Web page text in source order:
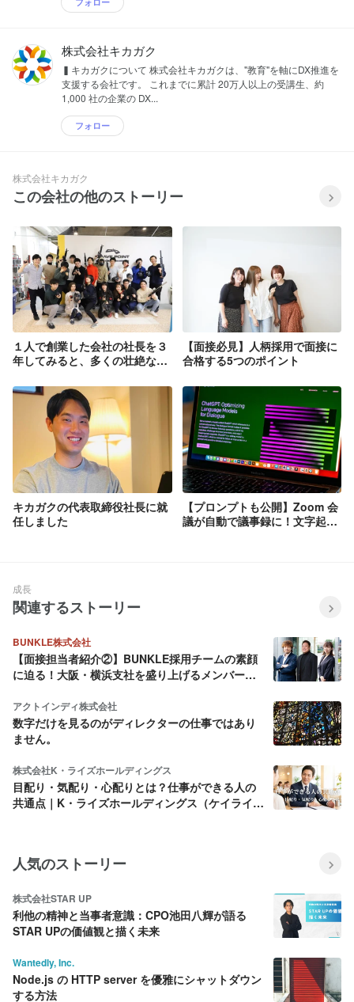
株式会社キカガク
▍キカガクについて 株式会社キカガクは、"教育"を軸にDX推進を
支援する会社です。 これまでに累計 20万人以上の受講生、約
1,000 社の企業の DX...
フォロー
株式会社キカガク
この会社の他のストーリー
１人で創業した会社の社長を３
年してみると、多くの壮絶なド
変わった話
【面接必見】人柄採用で面接に
合格する5つのポイント
キカガクの代表取締役社長に就
任しました
【プロンプトも公開】Zoom 会
議が自動で議事録に！文字起こ
成長
関連するストーリー
BUNKLE株式会社
【面接担当者紹介②】BUNKLE採用チームの素顔
に迫る！大阪・横浜支社を盛り上げるメンバーを
アクトインディ株式会社
数字だけを見るのがディレクターの仕事ではあり
ません。
株式会社K・ライズホールディングス
目配り・気配り・心配りとは？仕事ができる人の
共通点｜K・ライズホールディングス（ケイライ
人気のストーリー
株式会社STAR UP
利他の精神と当事者意識：CPO池田八輝が語る
STAR UPの価値観と描く未来
Wantedly, Inc.
Node.js の HTTP server を優雅にシャットダウン
する方法